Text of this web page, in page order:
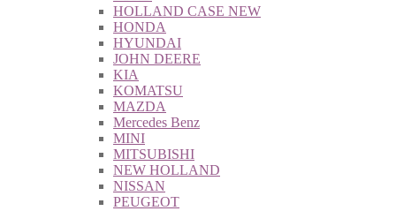
HOLLAND CASE NEW
HONDA
HYUNDAI
JOHN DEERE
KIA
KOMATSU
MAZDA
Mercedes Benz
MINI
MITSUBISHI
NEW HOLLAND
NISSAN
PEUGEOT